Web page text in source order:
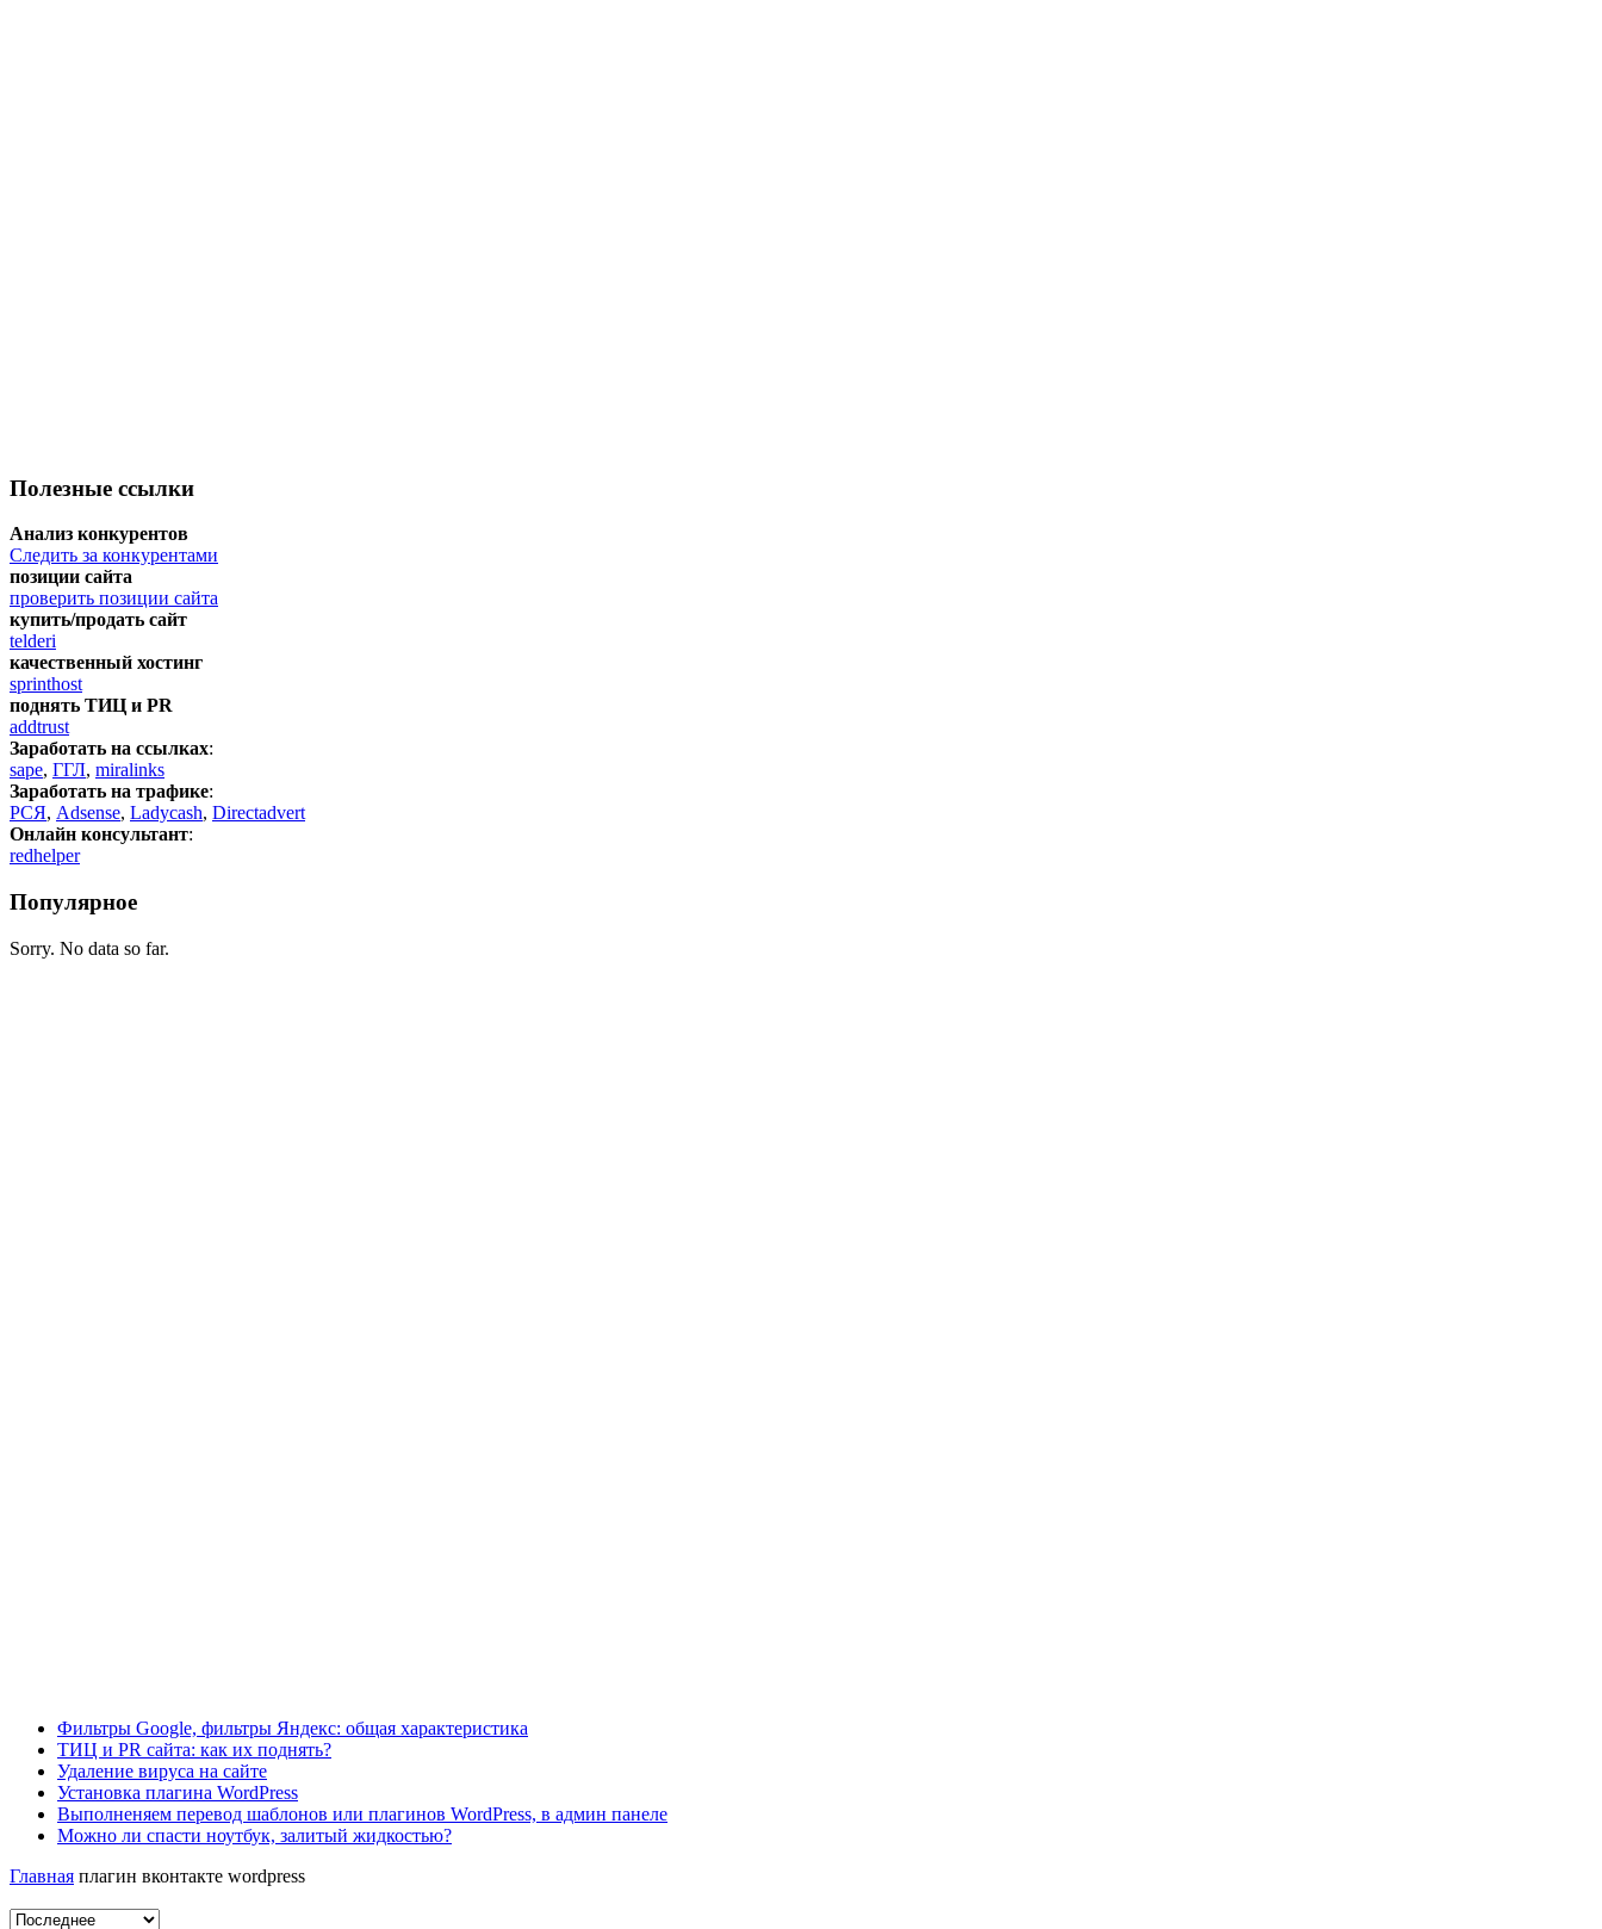
Полезные ссылки
Анализ конкурентов
Следить за конкурентами
позиции сайта
проверить позиции сайта
купить/продать сайт
telderi
качественный хостинг
sprinthost
поднять ТИЦ и PR
addtrust
Заработать на ссылках:
sape, ГГЛ, miralinks
Заработать на трафике:
РСЯ, Adsense, Ladycash, Directadvert
Онлайн консультант:
redhelper
Популярное
Sorry. No data so far.
Фильтры Google, фильтры Яндекс: общая характеристика
ТИЦ и PR сайта: как их поднять?
Удаление вируса на сайте
Установка плагина WordPress
Выполненяем перевод шаблонов или плагинов WordPress, в админ панеле
Можно ли спасти ноутбук, залитый жидкостью?
Главная плагин вконтакте wordpress